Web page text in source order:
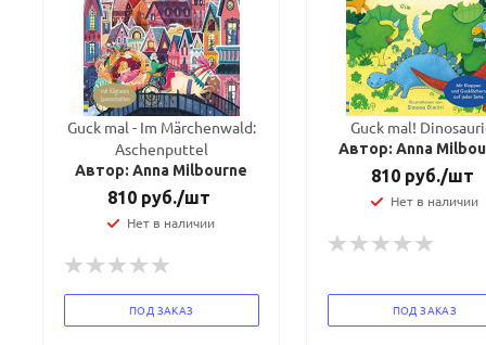
Guck mal - Im Märchenwald:
Aschenputtel
Автор: Anna Milbourne
810 руб./шт
Нет в наличии
ПОД ЗАКАЗ
Guck mal!
Автор: Anna
810руб./шт
Нет в наличии
ПОД ЗАКАЗ